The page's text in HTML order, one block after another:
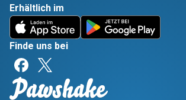
Erhältlich im
Finde uns bei